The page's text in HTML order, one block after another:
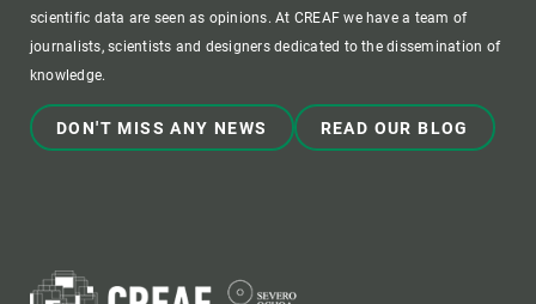
scientific data are seen as opinions. At CREAF we have a team of
journalists, scientists and designers dedicated to the dissemination of
knowledge.
DON'T MISS ANY NEWS READ OUR BLOG